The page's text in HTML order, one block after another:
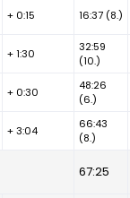
+ 0:15 16:37 (8.)
+ 1:30
32:59
(10.)
+ 0:30
48:26
(6.)
+ 3:04
66:43
(8.)
67:25